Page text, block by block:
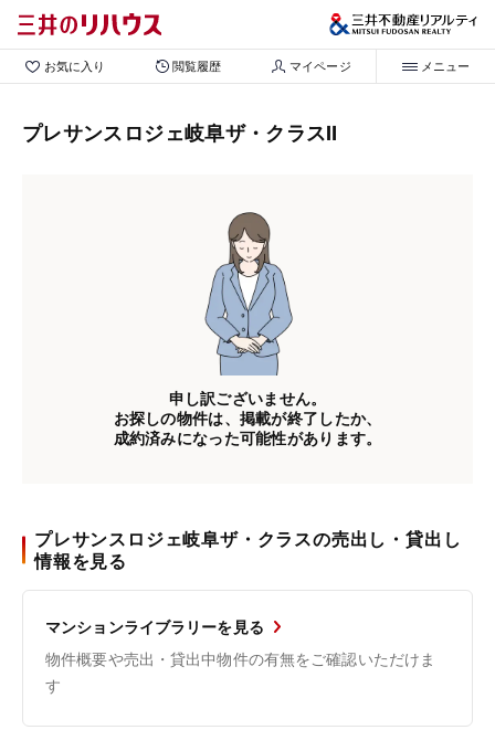
お気に入り 閲覧履歴 マイページ メニュー
プレサンスロジェ岐阜ザ・クラスⅡ
申し訳ございません。
お探しの物件は、掲載が終了したか、
成約済みになった可能性があります。
プレサンスロジェ岐阜ザ・クラスの売出し・貸出し
情報を見る
マンションライブラリーを見る
物件概要や売出・貸出中物件の有無をご確認いただけま
す